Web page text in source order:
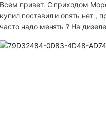
Всем привет. С приходом
купил поставил и опять нет ,
часто надо менять ? На